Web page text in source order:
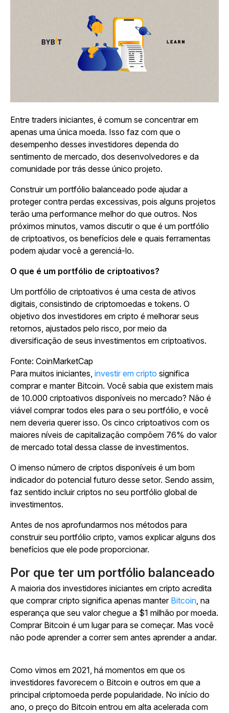
Entre traders iniciantes, é comum se concentrar em
apenas uma única moeda. Isso faz com que o
desempenho desses investidores dependa do
sentimento de mercado, dos desenvolvedores e da
comunidade por trás desse único projeto.
Construir um portfólio balanceado pode ajudar a
proteger contra perdas excessivas, pois alguns projetos
terão uma performance melhor do que outros. Nos
próximos minutos, vamos discutir o que é um portfólio
de criptoativos, os benefícios dele e quais ferramentas
podem ajudar você a gerenciá-lo.
O que é um portfólio de criptoativos?
Um portfólio de criptoativos é uma cesta de ativos
digitais, consistindo de criptomoedas e tokens. O
objetivo dos investidores em cripto é melhorar seus
retornos, ajustados pelo risco, por meio da
diversificação de seus investimentos em criptoativos.
Fonte: CoinMarketCap
Para muitos iniciantes, investir em cripto significa
comprar e manter Bitcoin. Você sabia que existem mais
de 10.000 criptoativos disponíveis no mercado? Não é
viável comprar todos eles para o seu portfólio, e você
nem deveria querer isso. Os cinco criptoativos com os
maiores níveis de capitalização compõem 76% do valor
de mercado total dessa classe de investimentos.
O imenso número de criptos disponíveis é um bom
indicador do potencial futuro desse setor. Sendo assim,
faz sentido incluir criptos no seu portfólio global de
investimentos.
Antes de nos aprofundarmos nos métodos para
construir seu portfólio cripto, vamos explicar alguns dos
benefícios que ele pode proporcionar.
Por que ter um portfólio balanceado
A maioria dos investidores iniciantes em cripto acredita
que comprar cripto significa apenas manter Bitcoin , na
esperança que seu valor chegue a $1 milhão por moeda.
Comprar Bitcoin é um lugar para se começar. Mas você
não pode aprender a correr sem antes aprender a andar.
Como vimos em 2021, há momentos em que os
investidores favorecem o Bitcoin e outros em que a
principal criptomoeda perde popularidade. No início do
ano, o preço do Bitcoin entrou em alta acelerada com